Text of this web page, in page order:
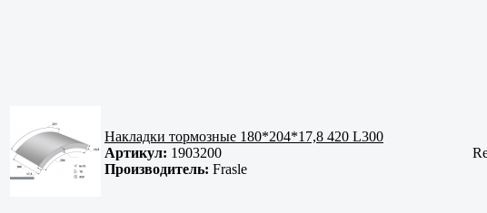
Накладки тормозные 180*204*17,8 420 L300
Артикул: 1903200
Производитель: Frasle